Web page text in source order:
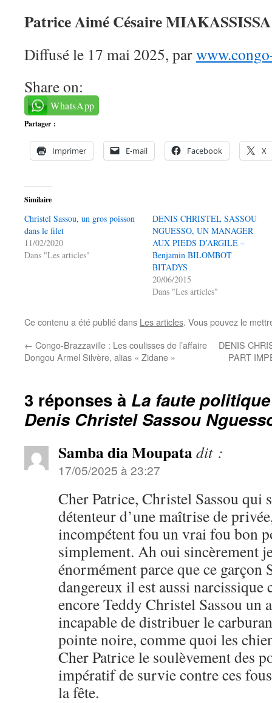
Patrice Aimé Césaire MIAKASSISSA
Diffusé le 17 mai 2025, par
Share on:
WhatsApp
Partager :
Imprimer E-mail Facebook X
Similaire
Christel Sassou, un gros poisson
dans le filet
11/02/2020
Dans "Les articles"
DENIS CHRISTEL SASSOU
NGUESSO, UN MANAGER
AUX PIEDS D’ARGILE –
Benjamin BILOMBOT
BITADYS
20/06/2015
Dans "Les articles"
Ce contenu a été publié dans Les articles. Vous pouvez le
← Congo-Brazzaville : Les coulisses de l’affaire
Dongou Armel Silvère, alias « Zidane »
DENIS
PART
3 réponses à La faute
Denis Christel Sassou
Samba dia Moupatadit :
17/05/2025 à 23:27
Cher Patrice, Christel Sassou qui
détenteur d’une maîtrise de
incompétent fou un vrai fou bon
simplement. Ah oui sincèrement
énormément parce que ce garçon
dangereux il est aussi narcissique
encore Teddy Christel Sassou un
incapable de distribuer le
pointe noire, comme quoi les
Cher Patrice le soulèvement des
impératif de survie contre ces
la fête.